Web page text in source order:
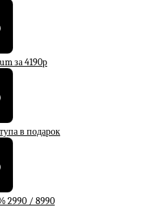
за 4190р
в подарок
2990 / 8990